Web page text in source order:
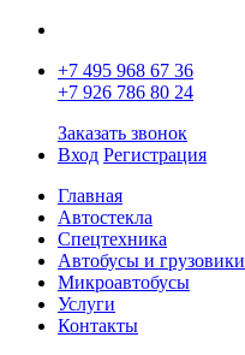
+7 495 968 67 36
+7 926 786 80 24
Заказать звонок
Вход Регистрация
Главная
Автостекла
Спецтехника
Автобусы и грузовики
Микроавтобусы
Услуги
Контакты